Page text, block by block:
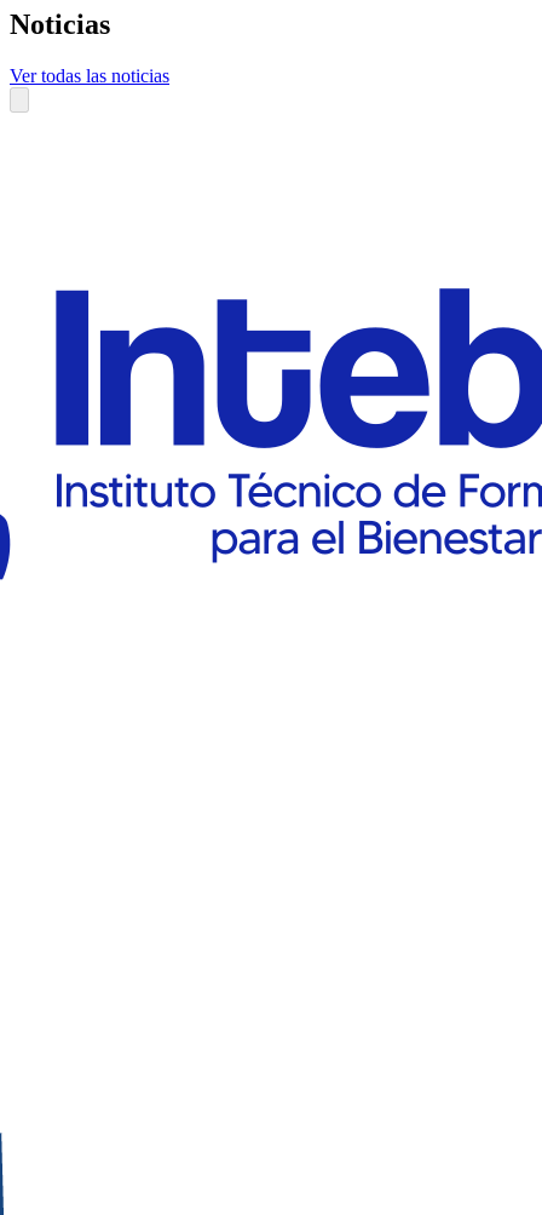
Noticias
Ver todas las noticias